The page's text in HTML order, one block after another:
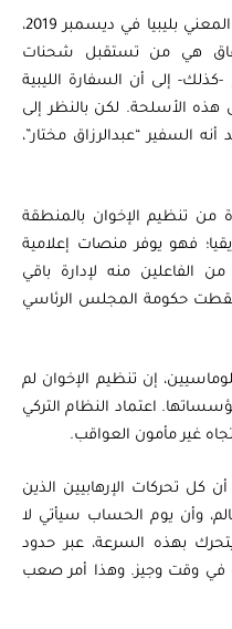
حين ذكر تقرير فريق الخبراء الدوليين المعني بليبيا في ديسمبر 2019،
هي من تستقبل شحنات
إلى أن السفارة الليبية
الأسلحة. لكن بالنظر إلى
السفير “عبدالرزاق مختار”،
تنظيم الإخوان بالمنطقة
فهو يوفر منصات إعلامية
الفاعلين منه لإدارة باقي
حكومة المجلس الرئاسي
إن تنظيم الإخوان لم
اعتماد النظام التركي
غير مأمون العواقب.
تحركات الإرهابيين الذين
وأن يوم الحساب سيأتي لا
بهذه السرعة، عبر حدود
وقت وجيز. وهذا أمر صعب